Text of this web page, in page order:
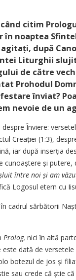
citim
noaptea
după
Liturghii
de către
Prohodul
înviat?
nevoie de un
Înviere:
Creației (1:3),
iar după inserția
cunoaștere și
între noi și am
Logosul etern cu
cadrul sărbătorii
Prolog, nici în altă
dată de
botezul de jos și
sau crede că știe